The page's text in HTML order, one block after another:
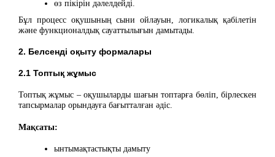
өз пікірін дәлелдейді.
Бұл процесс оқушының сыни ойлауын, логикалық қабілетін
және функционалдық сауаттылығын дамытады.
2. Белсенді оқыту формалары
2.1 Топтық жұмыс
Топтық жұмыс – оқушыларды шағын топтарға бөліп, бірлескен
тапсырмалар орындауға бағытталған әдіс.
Мақсаты:
ынтымақтастықты дамыту